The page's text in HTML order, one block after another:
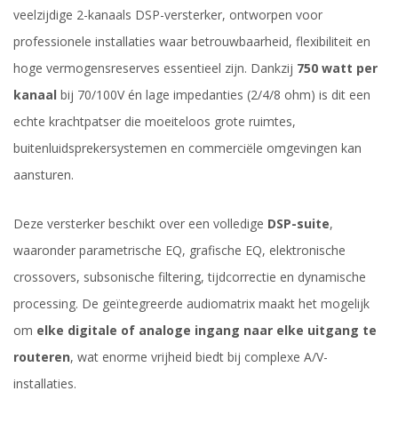
veelzijdige 2-kanaals DSP-versterker, ontworpen voor
professionele installaties waar betrouwbaarheid, flexibiliteit en
hoge vermogensreserves essentieel zijn. Dankzij 750 watt per
kanaal bij 70/100V én lage impedanties (2/4/8 ohm) is dit een
echte krachtpatser die moeiteloos grote ruimtes,
buitenluidsprekersystemen en commerciële omgevingen kan
aansturen.
Deze versterker beschikt over een volledige DSP-suite,
waaronder parametrische EQ, grafische EQ, elektronische
crossovers, subsonische filtering, tijdcorrectie en dynamische
processing. De geïntegreerde audiomatrix maakt het mogelijk
om elke digitale of analoge ingang naar elke uitgang te
routeren, wat enorme vrijheid biedt bij complexe A/V-
installaties.